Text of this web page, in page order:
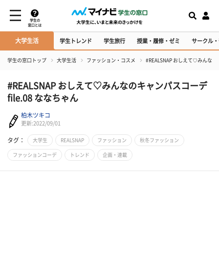
学生の
窓口とは
大学生活 学生トレンド 学生旅行 授業・履修・ゼミ サークル
学生の窓口トップ 大学生活 ファッション・コスメ #REALSNAP おしえて♡みんな
#REALSNAP おしえて♡みんなのキャンパスコーデ
file.08 ななちゃん
柏木ツキコ
更新:2022/09/01
タグ： 大学生 REALSNAP ファッション 秋冬ファッション
ファッションコーデ トレンド 企画・連載